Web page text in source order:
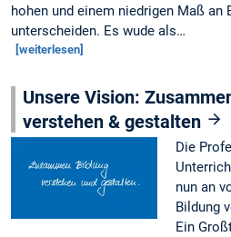
hohen und einem niedrigen Maß an
unterscheiden. Es wude als…
[weiterlesen]
Unsere Vision:
verstehen & gestalten
Die
nun an
Bildung
Ein